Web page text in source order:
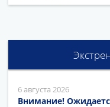
6 августа 2026
Внимание!